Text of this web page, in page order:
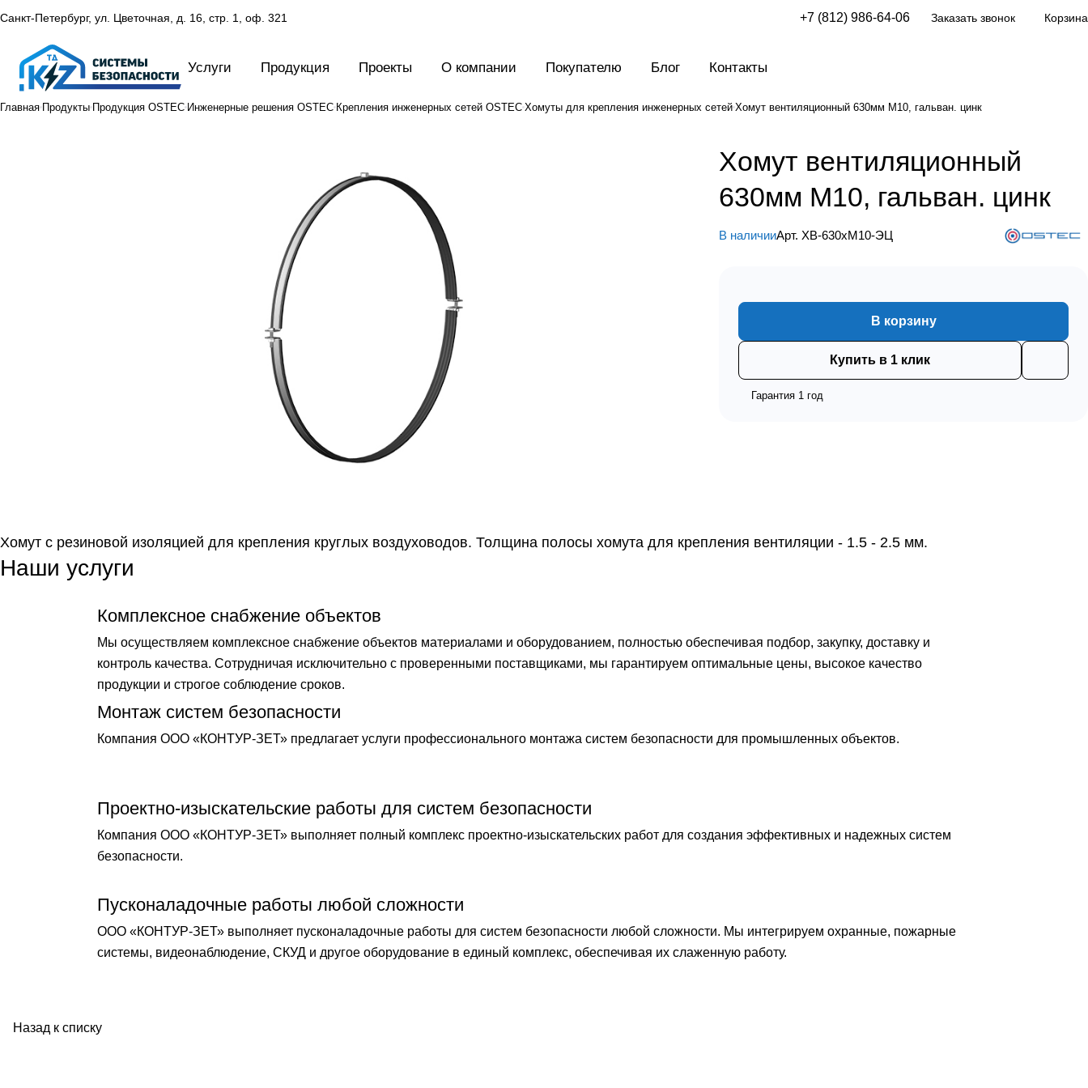
Санкт-Петербург, ул. Цветочная, д. 16, стр. 1, оф. 321 +7 (812) 986-64-06 Заказать звонок Корзина
Услуги Продукция Проекты О компании Покупателю Блог Контакты
Главная Продукты Продукция OSTEC Инженерные решения OSTEC Крепления инженерных сетей OSTEC Хомуты для крепления инженерных сетей Хомут вентиляционный 630мм М10, гальван. цинк
Хомут вентиляционный
630мм М10, гальван. цинк
В наличииАрт. ХВ-630хМ10-ЭЦ
В корзину
Купить в 1 клик
Гарантия 1 год
Хомут с резиновой изоляцией для крепления круглых воздуховодов. Толщина полосы хомута для крепления вентиляции - 1.5 - 2.5 мм.
Наши услуги
Комплексное снабжение объектов
Мы осуществляем комплексное снабжение объектов материалами и оборудованием, полностью обеспечивая подбор, закупку, доставку и
контроль качества. Сотрудничая исключительно с проверенными поставщиками, мы гарантируем оптимальные цены, высокое качество
продукции и строгое соблюдение сроков.
Монтаж систем безопасности
Компания ООО «КОНТУР-ЗЕТ» предлагает услуги профессионального монтажа систем безопасности для промышленных объектов.
Проектно-изыскательские работы для систем безопасности
Компания ООО «КОНТУР-ЗЕТ» выполняет полный комплекс проектно-изыскательских работ для создания эффективных и надежных систем
безопасности.
Пусконаладочные работы любой сложности
ООО «КОНТУР-ЗЕТ» выполняет пусконаладочные работы для систем безопасности любой сложности. Мы интегрируем охранные, пожарные
системы, видеонаблюдение, СКУД и другое оборудование в единый комплекс, обеспечивая их слаженную работу.
Назад к списку